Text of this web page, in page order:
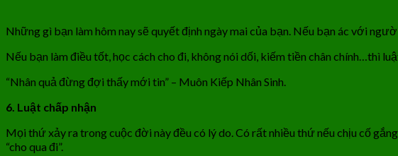
Những gì bạn làm hôm nay sẽ quyết định ngày mai của bạn. Nếu bạn ác với
Nếu bạn làm điều tốt, học cách cho đi, không nói dối, kiếm tiền chân chính…thì
“Nhân quả đừng đợi thấy mới tin” – Muôn Kiếp Nhân Sinh.
6. Luật chấp nhận
Mọi thứ xảy ra trong cuộc đời này đều có lý do. Có rất nhiều thứ nếu chịu cố
“cho qua đi”.